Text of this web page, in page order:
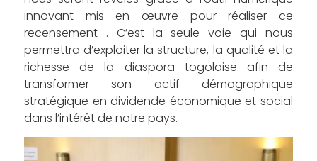
innovant mis en œuvre pour réaliser ce
recensement . C’est la seule voie qui nous
permettra d’exploiter la structure, la qualité et la
richesse de la diaspora togolaise afin de
transformer son actif démographique
stratégique en dividende économique et social
dans l’intérêt de notre pays.